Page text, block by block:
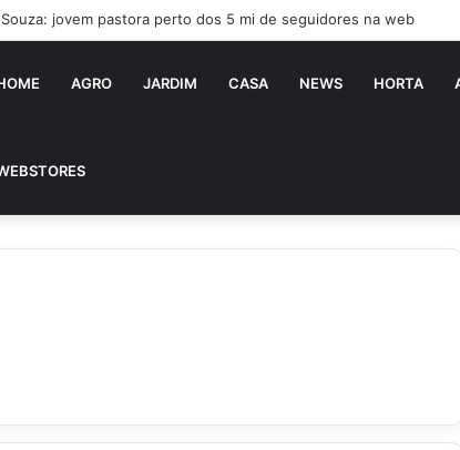
jovem pastora perto dos 5 mi de seguidores na web
AGRO JARDIM CASA NEWS HORTA